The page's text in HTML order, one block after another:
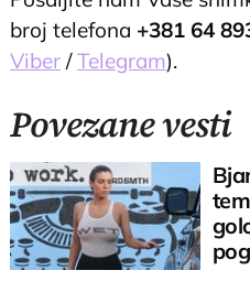
broj telefona +381 64
Viber /Telegram).
Povezane vesti